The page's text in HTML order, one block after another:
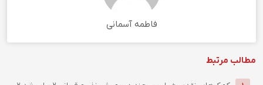
فاطمه آسمانی
مطالب مرتبط